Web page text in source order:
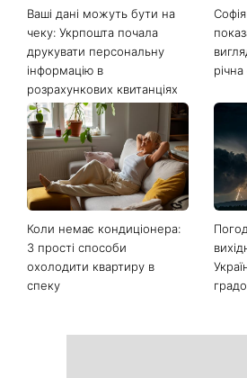
Ваші дані можуть бути на
чеку: Укрпошта почала
друкувати персональну
інформацію в
розрахункових квитанціях
річна
Коли немає кондиціонера:
3 прості способи
охолодити квартиру в
спеку